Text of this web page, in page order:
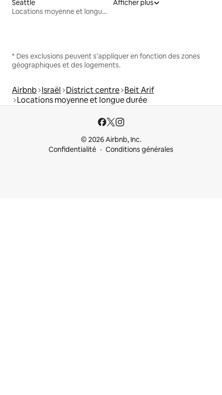
Seattle
Locations moyenne et longue durée
Afficher plus
* Des exclusions peuvent s'appliquer en fonction des zones
géographiques et des logements.
Airbnb Israël District centre Beit Arif
Locations moyenne et longue durée
© 2026 Airbnb, Inc.
Confidentialité
Conditions générales